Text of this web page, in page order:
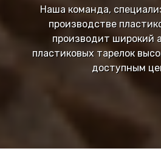
Наша команда,
производстве
производит широкий
пластиковых тарелок
доступным